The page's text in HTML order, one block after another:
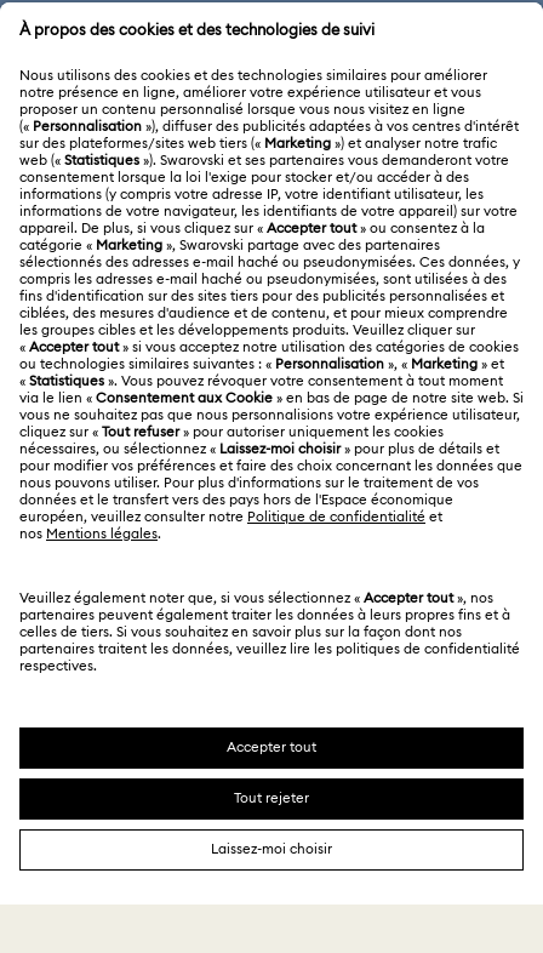
Collection Idyllia Collection Idyllia Lilia
Collection Imber Collection Lucent Collection Luna
Collection Matrix Collection Matrix Tennis
Collection Matrix Vittore Collection Mesmera
Collection Millenia Collection Numina
Collection Orbita Collection Signum
Collection Stilla Collection Swan Collection Una
Collection Una Angelic Collection Vienna
Collection de bijoux et figurines Minions
Collection de figurines et bijoux Black Panther
Collection de figurines et bijoux Captain Marvel
Rejoignez le club
SERVICE CLIENTÈLE
Aperçu du service clientèle
Solde de la carte cadeau
Statut de réparation
Contactez-Nous
Calculer votre taille
Rechercher une boutique
A PROPOS
À propos de Swarovski
Emploi & Carrières
Alumni Community
Pour les professionnels
Swarovski Created Diamonds
Kristallwelten
MENTIONS LÉGALES
Conditions D’Utilisation
Conditions Générales
Politique De Confidentialité
Gestion Des Cookies
Mention Légale
Déclaration de consentement relative à la protection des
Autres pays/régions
English
Deutsch Español Français
SWAROVSKI et le logo Cygne sont des marques
déposées de Swarovski AG.